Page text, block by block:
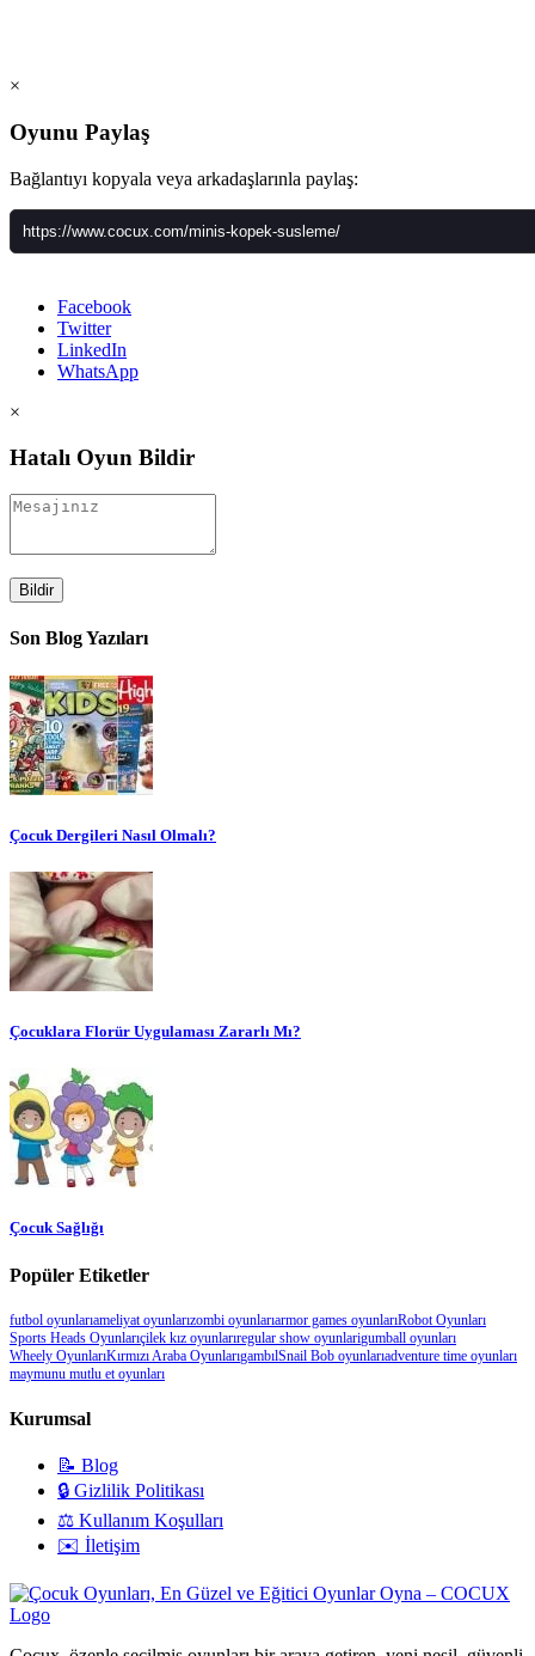
×
Oyunu Paylaş
Bağlantıyı kopyala veya arkadaşlarınla paylaş:
Facebook
Twitter
LinkedIn
WhatsApp
×
Hatalı Oyun Bildir
Bildir
Son Blog Yazıları
Çocuk Dergileri Nasıl Olmalı?
Çocuklara Florür Uygulaması Zararlı Mı?
Çocuk Sağlığı
Popüler Etiketler
futbol oyunlarıameliyat oyunlarızombi oyunlarıarmor games oyunlarıRobot Oyunları
Sports Heads Oyunlarıçilek kız oyunlarıregular show oyunlarigumball oyunları
Wheely OyunlarıKırmızı Araba OyunlarıgambılSnail Bob oyunlarıadventure time oyunları
maymunu mutlu et oyunları
Kurumsal
📝 Blog
🔒 Gizlilik Politikası
⚖️ Kullanım Koşulları
✉️ İletişim